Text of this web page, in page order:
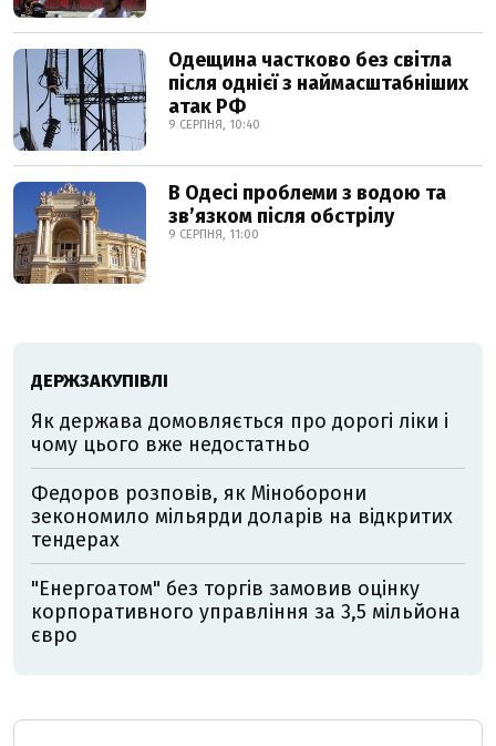
Одещина частково без світла
після однієї з наймасштабніших
атак РФ
9 СЕРПНЯ, 10:40
В Одесі проблеми з водою та
звʼязком після обстрілу
9 СЕРПНЯ, 11:00
ДЕРЖЗАКУПІВЛІ
Як держава домовляється про дорогі ліки і
чому цього вже недостатньо
Федоров розповів, як Міноборони
зекономило мільярди доларів на відкритих
тендерах
"Енергоатом" без торгів замовив оцінку
корпоративного управління за 3,5 мільйона
євро